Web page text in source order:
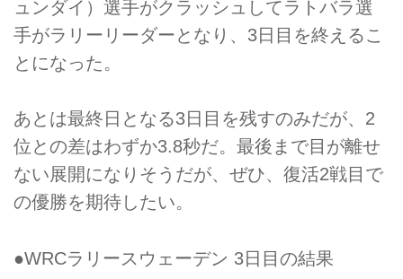
ュンダイ）選手がクラッシュしてラトバラ選
手がラリーリーダーとなり、3日目を終えるこ
とになった。
あとは最終日となる3日目を残すのみだが、2
位との差はわずか3.8秒だ。最後まで目が離せ
ない展開になりそうだが、ぜひ、復活2戦目で
の優勝を期待したい。
●WRCラリースウェーデン 3日目の結果